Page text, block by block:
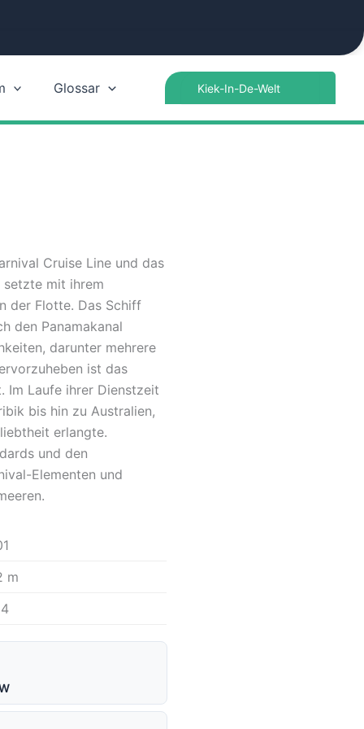
Glossar
Cruise Line und das
setzte mit ihrem
der Flotte. Das Schiff
den Panamakanal
darunter mehrere
ist das
Im Laufe ihrer Dienstzeit
bis hin zu Australien,
erlangte.
und den
Elementen und
m